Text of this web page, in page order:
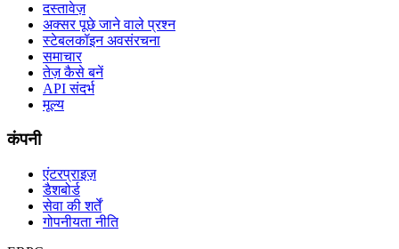
दस्तावेज़
अक्सर पूछे जाने वाले प्रश्न
स्टेबलकॉइन अवसंरचना
समाचार
तेज़ कैसे बनें
API संदर्भ
मूल्य
कंपनी
एंटरप्राइज़
डैशबोर्ड
सेवा की शर्तें
गोपनीयता नीति